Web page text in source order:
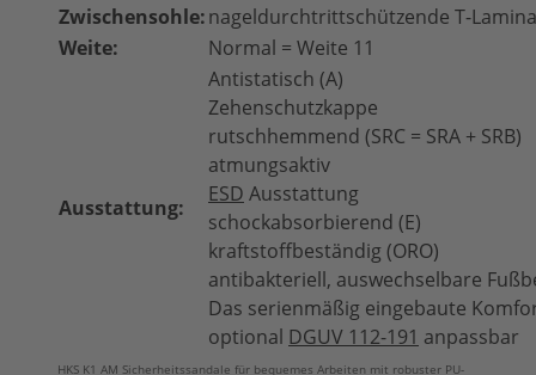
Zwischensohle:nageldurchtrittschützende T-
Weite:
Normal = Weite 11
Ausstattung:
Antistatisch (A)
Zehenschutzkappe
rutschhemmend (SRC = SRA + SRB)
atmungsaktiv
ESD Ausstattung
schockabsorbierend (E)
kraftstoffbeständig (ORO)
antibakteriell, auswechselbare
Das serienmäßig eingebaute
optional DGUV 112-191 anpassbar
HKS K1 AM Sicherheitssandale für bequemes Arbeiten mit robuster PU-